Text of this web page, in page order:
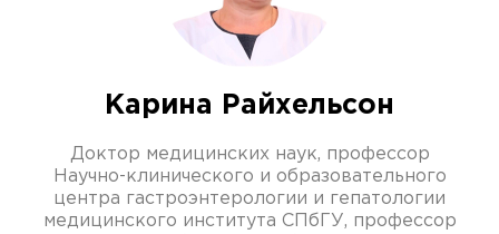
Карина Райхельсон
Доктор медицинских наук, профессор
Научно-клинического и образовательного
центра гастроэнтерологии и гепатологии
медицинского института СПбГУ, профессор